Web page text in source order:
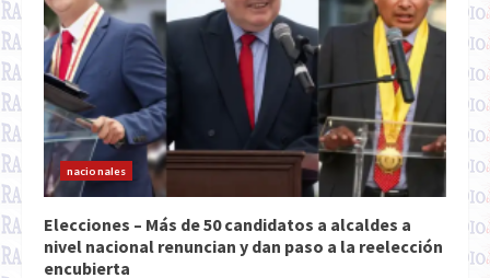
nacionales
Elecciones – Más de 50 candidatos a alcaldes a
nivel nacional renuncian y dan paso a la reelección
encubierta